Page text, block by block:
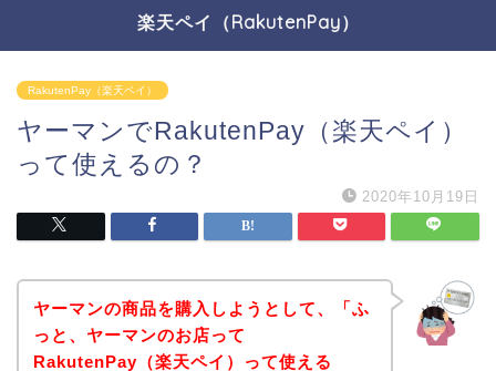
楽天ペイ（RakutenPay）
RakutenPay（楽天ペイ）
ヤーマンでRakutenPay（楽天ペイ）
って使えるの？
2020年10月19日
ヤーマンの商品を購入しようとして、「ふ
っと、ヤーマンのお店って
RakutenPay（楽天ペイ）って使える